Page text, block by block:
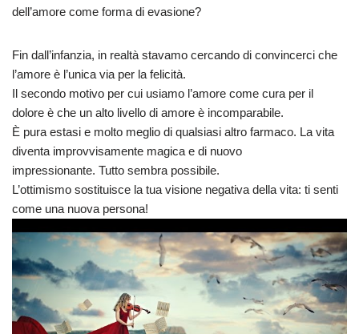
dell’amore come forma di evasione?
Fin dall’infanzia, in realtà stavamo cercando di convincerci che
l’amore è l’unica via per la felicità.
Il secondo motivo per cui usiamo l’amore come cura per il
dolore è che un alto livello di amore è incomparabile.
È pura estasi e molto meglio di qualsiasi altro farmaco. La vita
diventa improvvisamente magica e di nuovo
impressionante. Tutto sembra possibile.
L’ottimismo sostituisce la tua visione negativa della vita: ti senti
come una nuova persona!